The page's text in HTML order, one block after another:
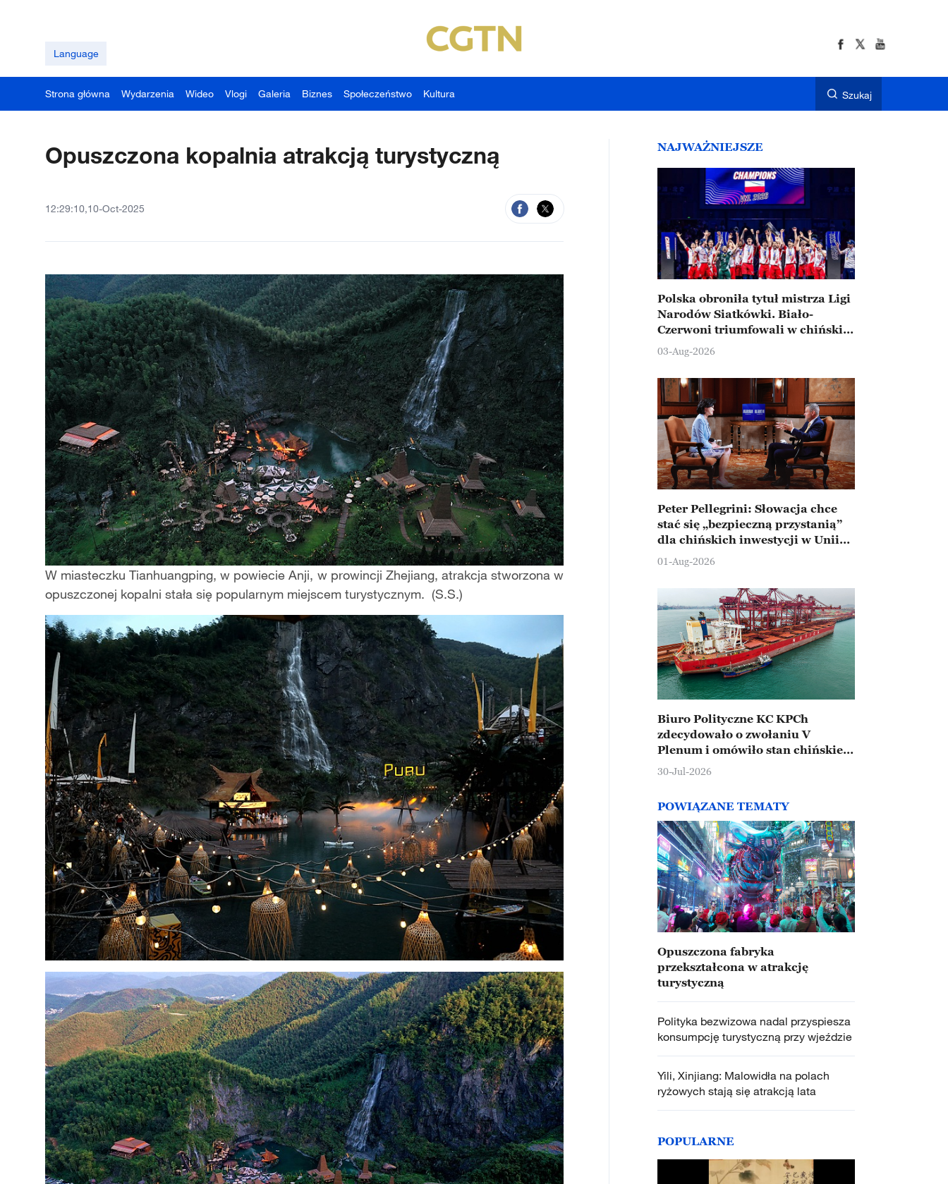
Language
Strona główna Wydarzenia Wideo Vlogi Galeria Biznes Społeczeństwo Kultura Szukaj
Opuszczona kopalnia atrakcją turystyczną
12:29:10,10-Oct-2025
W miasteczku Tianhuangping, w powiecie Anji, w prowincji Zhejiang, atrakcja stworzona w
opuszczonej kopalni stała się popularnym miejscem turystycznym. (S.S.)
NAJWAŻNIEJSZE
Polska obroniła tytuł mistrza Ligi
Narodów Siatkówki. Biało-
Czerwoni triumfowali w chińskim
Ningbo
03-Aug-2026
Peter Pellegrini: Słowacja chce
stać się „bezpieczną przystanią”
dla chińskich inwestycji w Unii
Europejskiej
01-Aug-2026
Biuro Polityczne KC KPCh
zdecydowało o zwołaniu V
Plenum i omówiło stan chińskiej
gospodarki
30-Jul-2026
POWIĄZANE TEMATY
Opuszczona fabryka
przekształcona w atrakcję
turystyczną
Polityka bezwizowa nadal przyspiesza
konsumpcję turystyczną przy wjeździe
Yili, Xinjiang: Malowidła na polach
ryżowych stają się atrakcją lata
POPULARNE